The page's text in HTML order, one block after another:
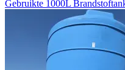
Gebruikte 1000L